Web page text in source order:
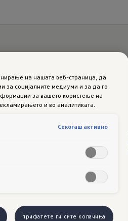
на нашата веб-страница, да
социјалните медиуми и за да го
за вашето користење на
и во аналитиката.
Секогаш активно
прифатете ги сите колачиња